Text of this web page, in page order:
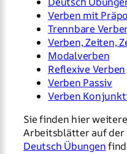
Verben mit
Trennbare
Verben, Zeiten,
Modalverben
Reflexive Verben
Verben Passiv
Verben
Sie finden hier weitere
Arbeitsblätter auf der
Deutsch Übungen